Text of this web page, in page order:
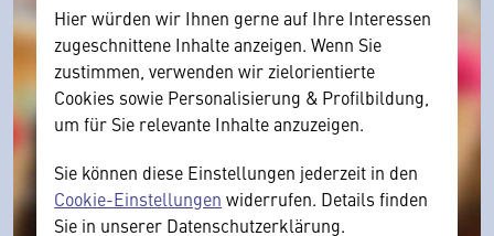
Hier würden wir Ihnen gerne auf Ihre Interessen
zugeschnittene Inhalte anzeigen. Wenn Sie
zustimmen, verwenden wir zielorientierte
Cookies sowie Personalisierung & Profilbildung,
um für Sie relevante Inhalte anzuzeigen.
Sie können diese Einstellungen jederzeit in den
Cookie-Einstellungen widerrufen. Details finden
Sie in unserer Datenschutzerklärung.